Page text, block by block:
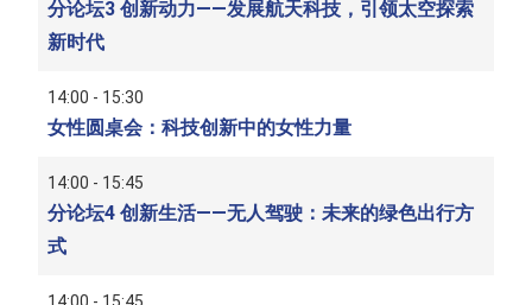
分论坛3 创新动力——发展航天科技，引领太空探索
新时代
14:00 - 15:30
女性圆桌会：科技创新中的女性力量
14:00 - 15:45
分论坛4 创新生活——无人驾驶：未来的绿色出行方
式
14:00 - 15:45